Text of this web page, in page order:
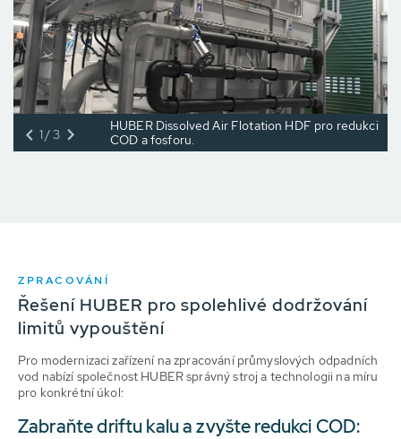
HUBER Dissolved Air Flotation HDF pro redukci
COD a fosforu.
1/3
ZPRACOVÁNÍ
Řešení HUBER pro spolehlivé dodržování
limitů vypouštění
Pro modernizaci zařízení na zpracování průmyslových odpadních
vod nabízí společnost HUBER správný stroj a technologii na míru
pro konkrétní úkol:
Zabraňte driftu kalu a zvyšte redukci COD: